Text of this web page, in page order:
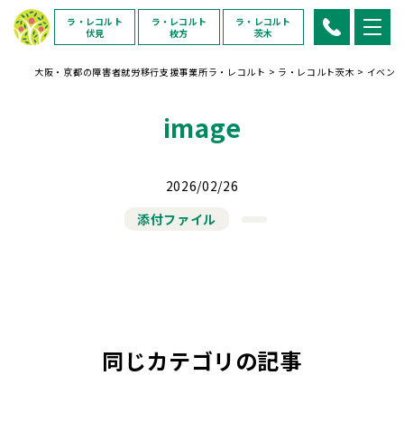
ラ・レコルト
伏見
ラ・レコルト
枚方
ラ・レコルト
茨木
大阪・京都の障害者就労移行支援事業所ラ・レコルト > ラ・レコルト茨木 > イベン
image
2026/02/26
添付ファイル
同じカテゴリの記事